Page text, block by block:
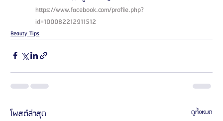
https://www.facebook.com/profile.php?
id=100082212911512
Beauty Tips
โพสต์ล่าสุด ดูทั้งหมด